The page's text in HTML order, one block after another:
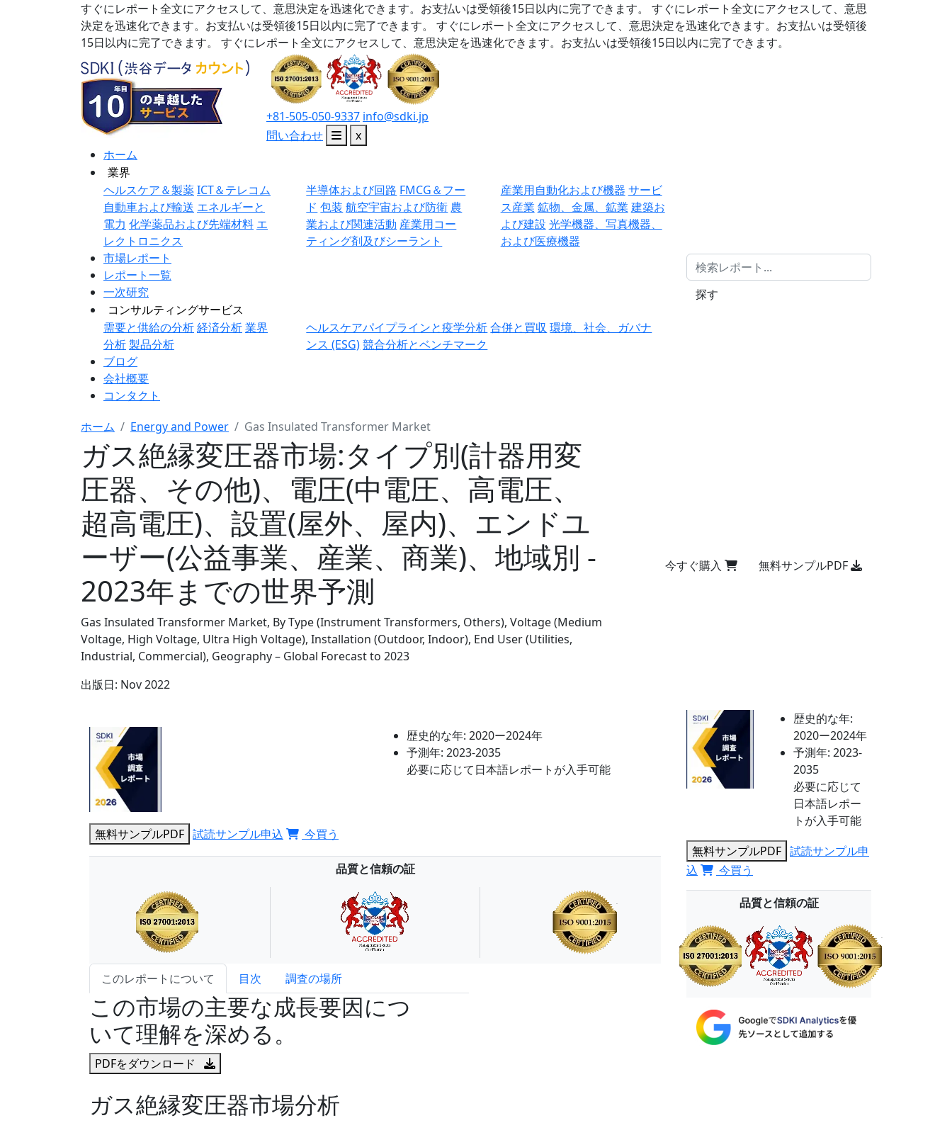
すぐにレポート全文にアクセスして、意思決定を迅速化できます。お支払いは受領後15日以内に完了できます。
すぐにレポート全文にアクセスして、意思
決定を迅速化できます。お支払いは受領後15日以内に完了できます。
すぐにレポート全文にアクセスして、意思決定を迅速化できます。お支払いは受領後
15日以内に完了できます。
すぐにレポート全文にアクセスして、意思決定を迅速化できます。お支払いは受領後15日以内に完了できます。
+81-505-050-9337 info@sdki.jp
問い合わせ
x
ホーム
業界
ヘルスケア＆製薬ICT＆テレコム
自動車および輸送 エネルギーと
電力 化学薬品および先端材料 エ
レクトロニクス
半導体および回路 FMCG＆フー
ド 包装 航空宇宙および防衛 農
業および関連活動 産業用コー
ティング剤及びシーラント
産業用自動化および機器 サービ
ス産業 鉱物、金属、鉱業 建築お
よび建設 光学機器、写真機器、
および医療機器
市場レポート
レポート一覧
一次研究
コンサルティングサービス
需要と供給の分析経済分析業界
分析製品分析
ヘルスケアパイプラインと疫学分析合併と買収 環境、社会、ガバナ
ンス (ESG)競合分析とベンチマーク
ブログ
会社概要
コンタクト
探す
ホーム Energy and Power Gas Insulated Transformer Market
ガス絶縁変圧器市場:タイプ別(計器用変
圧器、その他)、電圧(中電圧、高電圧、
超高電圧)、設置(屋外、屋内)、エンドユ
ーザー(公益事業、産業、商業)、地域別 -
2023年までの世界予測
Gas Insulated Transformer Market, By Type (Instrument Transformers, Others), Voltage (Medium
Voltage, High Voltage, Ultra High Voltage), Installation (Outdoor, Indoor), End User (Utilities,
Industrial, Commercial), Geography – Global Forecast to 2023
出版日: Nov 2022
今すぐ購入 無料サンプルPDF
歴史的な年: 2020ー2024年
予測年: 2023-2035
必要に応じて日本語レポートが入手可能
無料サンプルPDF 試読サンプル申込 今買う
品質と信頼の証
このレポートについて 目次 調査の場所
この市場の主要な成長要因につ
いて理解を深める。
PDFをダウンロード
ガス絶縁変圧器市場分析
歴史的な年:
2020ー2024年
予測年: 2023-
2035
必要に応じて
日本語レポー
トが入手可能
無料サンプルPDF 試読サンプル申
込
今買う
品質と信頼の証